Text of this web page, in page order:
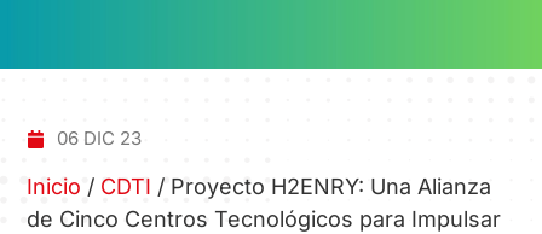
06 DIC 23
Inicio / CDTI / Proyecto H2ENRY: Una Alianza
de Cinco Centros Tecnológicos para Impulsar